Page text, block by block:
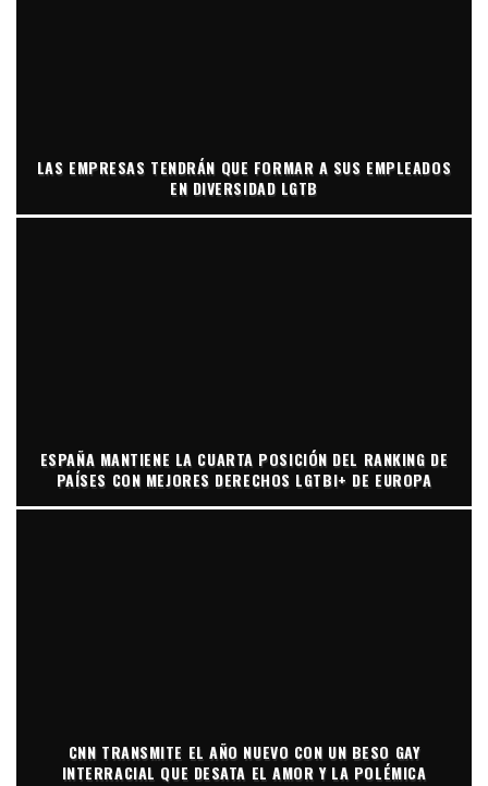
LAS EMPRESAS TENDRÁN QUE FORMAR A SUS EMPLEADOS
EN DIVERSIDAD LGTB
ESPAÑA MANTIENE LA CUARTA POSICIÓN DEL RANKING DE
PAÍSES CON MEJORES DERECHOS LGTBI+ DE EUROPA
CNN TRANSMITE EL AÑO NUEVO CON UN BESO GAY
INTERRACIAL QUE DESATA EL AMOR Y LA POLÉMICA